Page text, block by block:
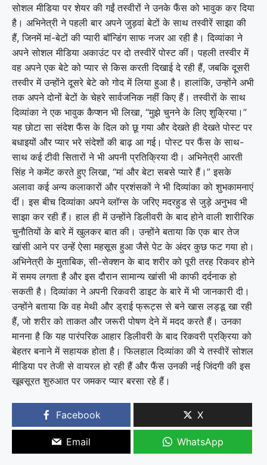
सोशल मीडिया पर शेयर की गईं तस्वीरों ने उनके फैंस को भावुक कर दिया
है। अभिनेत्री ने पहली बार अपने जुड़वां बेटों के साथ तस्वीरें साझा की
हैं, जिनमें मां-बेटों की प्यारी बॉन्डिंग साफ नजर आ रही है। दिव्यांका ने
अपने सोशल मीडिया अकाउंट पर दो तस्वीरें पोस्ट कीं। पहली तस्वीर में
वह अपने एक बेटे को प्यार से किस करती दिखाई दे रही हैं, जबकि दूसरी
तस्वीर में उन्होंने दूसरे बेटे को गोद में लिया हुआ है। हालांकि, उन्होंने अभी
तक अपने दोनों बेटों के चेहरे सार्वजनिक नहीं किए हैं। तस्वीरों के साथ
दिव्यांका ने एक भावुक कैप्शन भी लिखा, “मुझे चुनने के लिए शुक्रिया।”
यह छोटा सा संदेश फैंस के दिल को छू गया और देखते ही देखते पोस्ट पर
बधाइयों और प्यार भरे संदेशों की बाढ़ आ गई। पोस्ट पर फैंस के साथ-
साथ कई टीवी सितारों ने भी अपनी प्रतिक्रिया दी। अभिनेत्री आरती
सिंह ने कमेंट करते हुए लिखा, “मां और बेटा सबसे प्यारे हैं।” इसके
अलावा कई अन्य कलाकारों और प्रशंसकों ने भी दिव्यांका को शुभकामनाएं
दीं। इस बीच दिव्यांका अपने व्लॉग्स के जरिए मदरहुड से जुड़े अनुभव भी
साझा कर रही हैं। हाल ही में उन्होंने डिलीवरी के बाद होने वाली शारीरिक
चुनौतियों के बारे में खुलकर बात की। उन्होंने बताया कि एक बार तेज
खांसी आने पर उन्हें ऐसा महसूस हुआ जैसे पेट के अंदर कुछ फट गया हो।
अभिनेत्री के मुताबिक, सी-सेक्शन के बाद शरीर को पूरी तरह रिकवर होने
में समय लगता है और इस दौरान सामान्य खांसी भी काफी दर्दनाक हो
सकती है। दिव्यांका ने अपनी रिकवरी डाइट के बारे में भी जानकारी दी।
उन्होंने बताया कि वह मेथी और ड्राई फ्रूट्स से बने खास लड्डू खा रही
हैं, जो शरीर को ताकत और जरूरी पोषण देने में मदद करते हैं। उनका
मानना है कि यह पारंपरिक आहार डिलीवरी के बाद रिकवरी प्रक्रिया को
बेहतर बनाने में सहायक होता है। फिलहाल दिव्यांका की ये तस्वीरें सोशल
मीडिया पर तेजी से वायरल हो रही हैं और फैंस उनकी नई जिंदगी की इस
खूबसूरत शुरुआत पर जमकर प्यार बरसा रहे हैं।
Facebook X
Email WhatsApp